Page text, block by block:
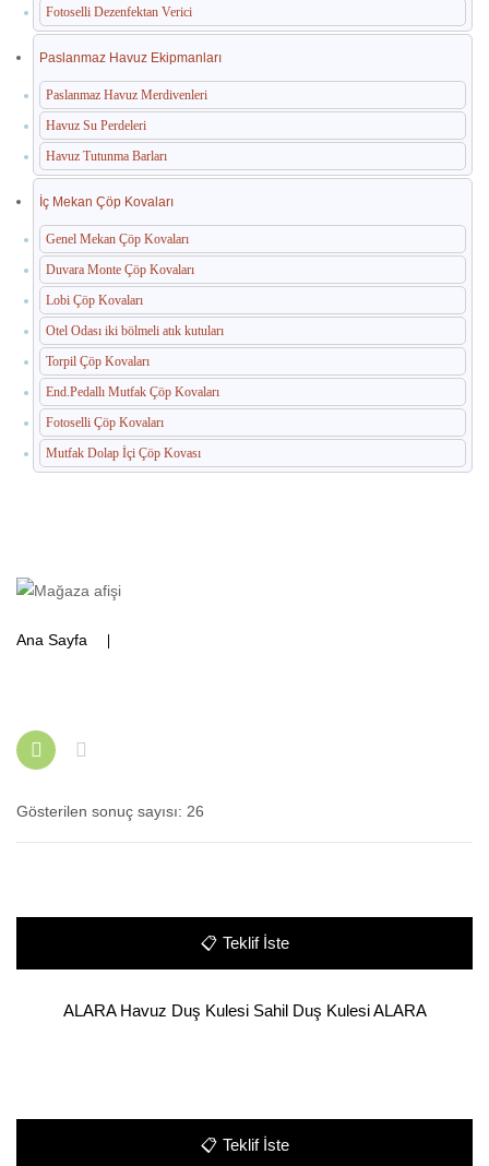
Fotoselli Dezenfektan Verici
Paslanmaz Havuz Ekipmanları
Paslanmaz Havuz Merdivenleri
Havuz Su Perdeleri
Havuz Tutunma Barları
İç Mekan Çöp Kovaları
Genel Mekan Çöp Kovaları
Duvara Monte Çöp Kovaları
Lobi Çöp Kovaları
Otel Odası iki bölmeli atık kutuları
Torpil Çöp Kovaları
End.Pedallı Mutfak Çöp Kovaları
Fotoselli Çöp Kovaları
Mutfak Dolap İçi Çöp Kovası
Ana Sayfa
Gösterilen sonuç sayısı: 26
📋 Teklif İste
ALARA Havuz Duş Kulesi Sahil Duş Kulesi ALARA
📋 Teklif İste